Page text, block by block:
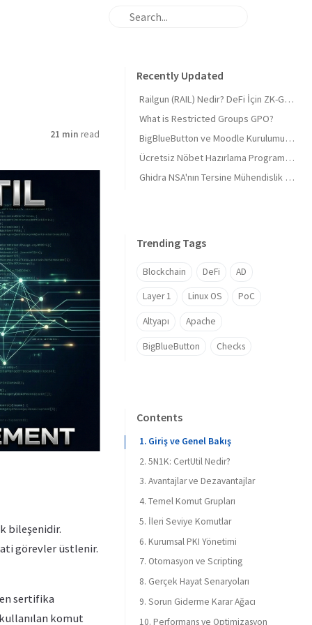
21 min read
bileşenidir.
görevler üstlenir.
sertifika
komut
Recently Updated
Railgun (RAIL) Nedir? DeFi İçin ZK-Gizliliği ve 'Masumiyet Kanıtı'
What is Restricted Groups GPO?
BigBlueButton ve Moodle Kurulumu 2026 Derinlemesine 🎓 BigBlueButton and Moodle Installation 2026 In-depth 🎓
Ücretsiz Nöbet Hazırlama Programı, Tüm sektörlere uygun (Mazeretli)
Ghidra NSA'nın Tersine Mühendislik Araç Seti
Trending Tags
Blockchain DeFi AD
Layer 1 Linux OS PoC
Altyapı Apache
BigBlueButton Checks
Contents
1. Giriş ve Genel Bakış
2. 5N1K: CertUtil Nedir?
3. Avantajlar ve Dezavantajlar
4. Temel Komut Grupları
📂 Sertifika Depoları
🌐 CRL / AIA / CDP Testleri
5. İleri Seviye Komutlar
📡 Active Directory Entegrasyonu
🛠️ CSP/KSP Yönetimi
🔄 Sertifika İşlemleri
6. Kurumsal PKI Yönetimi
🏗️ Multi-Tier PKI Mimarisi
📋 CAPolicy.inf Örneği
🌐 CDP/AIA URL Yapılandırması
7. Otomasyon ve Scripting
8. Gerçek Hayat Senaryoları
Senaryo 2: ADFS Login Sorunu
9. Sorun Giderme Karar Ağacı
10. Performans ve Optimizasyon